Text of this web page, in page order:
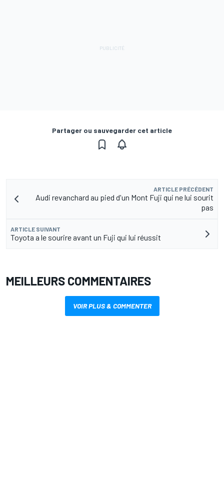
Partager ou sauvegarder cet article
ARTICLE PRÉCÉDENT
Audi revanchard au pied d'un Mont Fuji qui ne lui sourit
pas
ARTICLE SUIVANT
Toyota a le sourire avant un Fuji qui lui réussit
MEILLEURS COMMENTAIRES
VOIR PLUS & COMMENTER